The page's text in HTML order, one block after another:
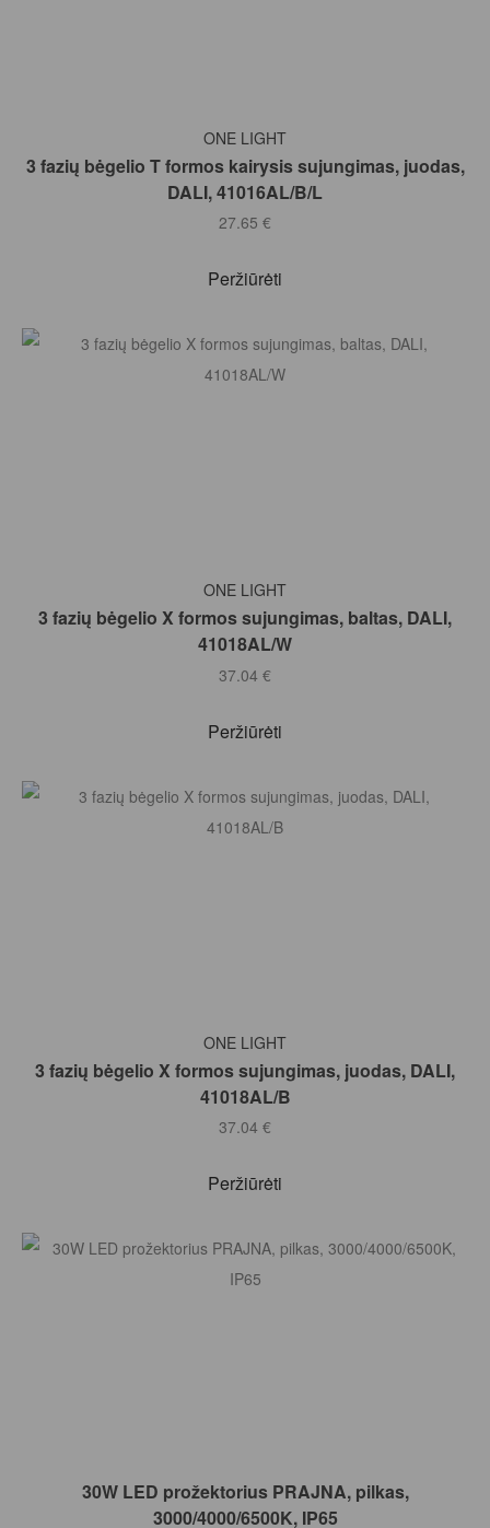
Į KREPŠELĮ
ONE LIGHT
3 fazių bėgelio T formos kairysis sujungimas, juodas,
DALI, 41016AL/B/L
27.65 €
Peržiūrėti
Į KREPŠELĮ
ONE LIGHT
3 fazių bėgelio X formos sujungimas, baltas, DALI,
41018AL/W
37.04 €
Peržiūrėti
ONE LIGHT
3 fazių bėgelio X formos sujungimas, juodas, DALI,
41018AL/B
37.04 €
Peržiūrėti
Į KREPŠELĮ
30W LED prožektorius PRAJNA, pilkas,
3000/4000/6500K, IP65